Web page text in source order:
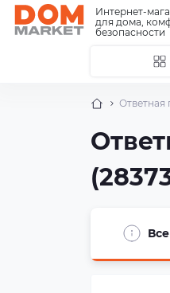
Интернет-
для дома,
безопасности
Ответная